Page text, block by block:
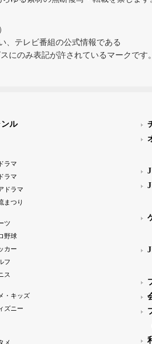
、テレビ番組の公式情報である
にのみ表記が許されているマークです。
ル
ラマ
ラマ
ドラマ
まつり
ツ
野球
カー
フ
ス
・キッズ
ズニー
メ